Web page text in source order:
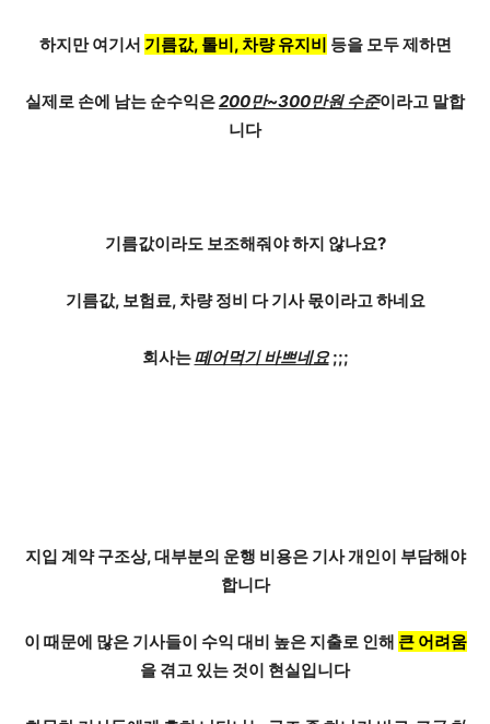
하지만 여기서 기름값, 톨비, 차량 유지비 등을 모두 제하면
실제로 손에 남는 순수익은200만~300만원 수준이라고 말합
니다
기름값이라도 보조해줘야 하지 않나요?
기름값, 보험료, 차량 정비 다 기사 몫이라고 하네요
회사는떼어먹기 바쁘네요;;;
지입 계약 구조상, 대부분의 운행 비용은 기사 개인이 부담해야
합니다
이 때문에 많은 기사들이 수익 대비 높은 지출로 인해 큰 어려움
을 겪고 있는 것이 현실입니다